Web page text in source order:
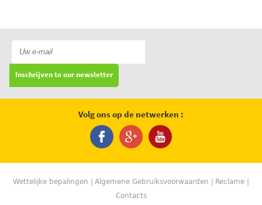
Inschrijven to our newsletter
Volg ons op de netwerken :
Wettelijke bepalingen Algemene Gebruiksvoorwaarden
Reclame
Contacts